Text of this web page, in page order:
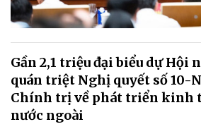
Gần 2,1 triệu đại biểu dự Hội
quán triệt Nghị quyết số 10-
Chính trị về phát triển kinh
nước ngoài